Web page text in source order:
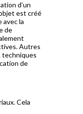
d’un
est créé
avec la
de
Autres
techniques
de
Cela